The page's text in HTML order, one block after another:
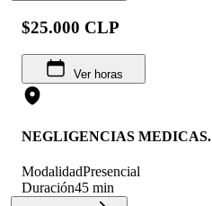
$25.000 CLP
Ver horas
NEGLIGENCIAS MEDICAS.
ModalidadPresencial
Duración45 min